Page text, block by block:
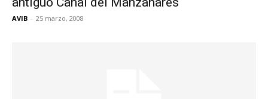
AVIB - 25 marzo, 2008